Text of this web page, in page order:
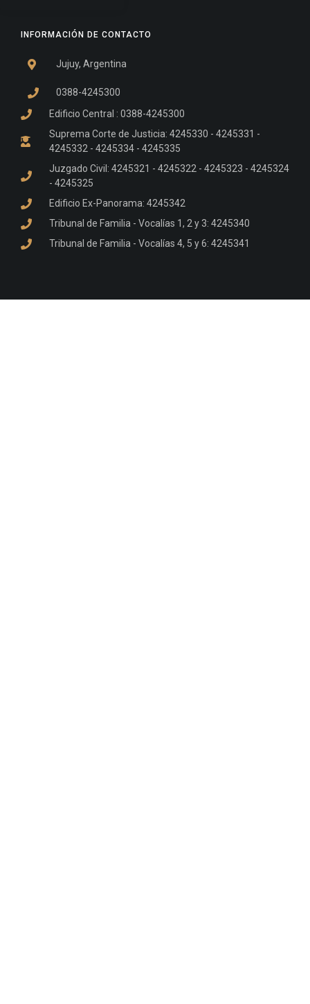
INFORMACIÓN DE CONTACTO
Jujuy, Argentina
0388-4245300
Edificio Central : 0388-4245300
Suprema Corte de Justicia: 4245330 - 4245331 -
4245332 - 4245334 - 4245335
Juzgado Civil: 4245321 - 4245322 - 4245323 - 4245324
- 4245325
Edificio Ex-Panorama: 4245342
Tribunal de Familia - Vocalías 1, 2 y 3: 4245340
Tribunal de Familia - Vocalías 4, 5 y 6: 4245341